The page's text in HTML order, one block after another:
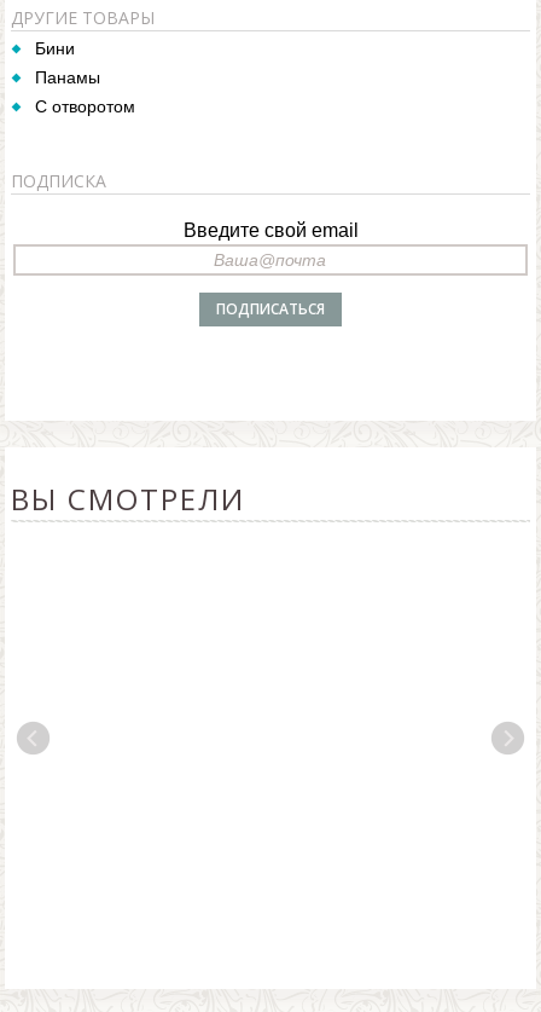
ДРУГИЕ ТОВАРЫ
Бини
Панамы
С отворотом
ПОДПИСКА
Введите свой email
ВЫ СМОТРЕЛИ